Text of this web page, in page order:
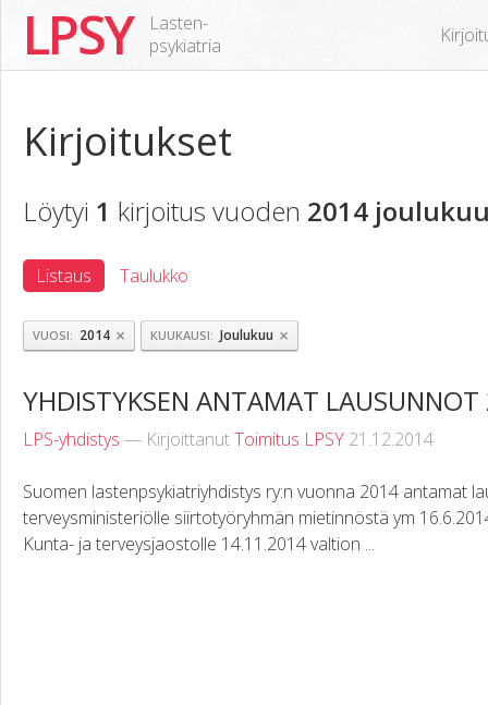
LPSY
Lasten-
psykiatria
Kirjoitukset
Löytyi 1 kirjoitus vuoden 2014
Listaus Taulukko
VUOSI 2014 × KUUKAUSI Joulukuu ×
YHDISTYKSEN ANTAMAT
LPS-yhdistys — KirjoittanutToimitus LPSY 21.12.2014
Suomen lastenpsykiatriyhdistys ry:n vuonna 2014 antamat
terveysministeriölle siirtotyöryhmän mietinnöstä ym
Kunta- ja terveysjaostolle 14.11.2014 valtion ...